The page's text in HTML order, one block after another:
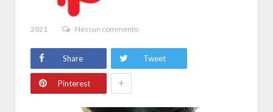
2021 Nessun commento
Share Tweet
Pinterest +